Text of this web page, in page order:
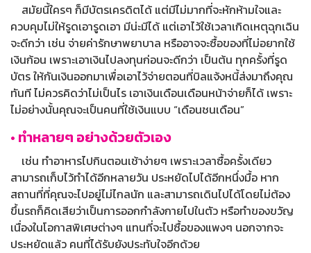
สมัยนี้ใครๆ ก็มีบัตรเครดิตได้ แต่มีไม่มากที่จะหักห้ามใจและ
ควบคุมไม่ให้รูดเอารูดเอา มีน่ะมีได้ แต่เอาไว้ใช้เวลาเกิดเหตุฉุกเฉิน
จะดีกว่า เช่น จ่ายค่ารักษาพยาบาล หรืออาจจะซื้อของที่ไม่อยากใช้
เงินก้อน เพราะเอาเงินไปลงทุนก่อนจะดีกว่า เป็นต้น ทุกครั้งที่รูด
บัตร ให้กันเงินออกมาเพื่อเอาไว้จ่ายตอนที่บิลแจ้งหนี้ส่งมาถึงคุณ
ทันที ไม่ควรคิดว่าไม่เป็นไร เอาเงินเดือนเดือนหน้าจ่ายก็ได้ เพราะ
ไม่อย่างนั้นคุณจะเป็นคนที่ใช้เงินแบบ “เดือนชนเดือน”
• ทำหลายๆ อย่างด้วยตัวเอง
เช่น ทำอาหารไปกินตอนเช้าง่ายๆ เพราะเวลาซื้อครั้งเดียว
สามารถเก็บไว้ทำได้อีกหลายวัน ประหยัดไปได้อีกหนึ่งมื้อ หาก
สถานที่ที่คุณจะไปอยู่ไม่ไกลนัก และสามารถเดินไปได้โดยไม่ต้อง
ขึ้นรถก็คิดเสียว่าเป็นการออกกำลังกายไปในตัว หรือทำของขวัญ
เนื่องในโอกาสพิเศษต่างๆ แทนที่จะไปซื้อของแพงๆ นอกจากจะ
ประหยัดแล้ว คนที่ได้รับยังประทับใจอีกด้วย